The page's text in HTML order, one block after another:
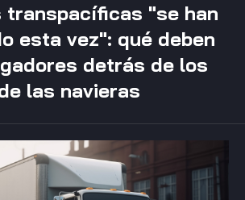
transpacíficas "se han
esta vez": qué deben
detrás de los
las navieras